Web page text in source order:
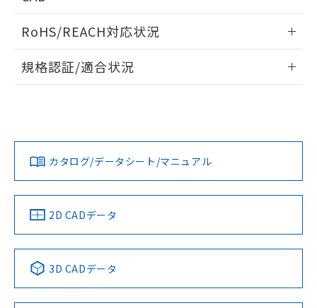
ドすることができます。
ログイン/会員登録
ダウンロードデータをご利用いただく前に、以下を必ずお読
みください。
ソフトウェアの使用条件
RoHS/REACH対応状況
EU RoHS 注意事項・凡例
対応済み
中国 RoHS 注意事項・凡例
Pb Hg Cd Cr(VI)
規格認証/適合状況
LR型式承認
（イギリス
船舶規格）
DNV型式承認
（ノルウェー
BV型式承認
（フランス
KR型式
（韓国
No No No No
この製品の規格認証/適合状況ページへ
その他の認証はこちらのページからご検索ください
カタログ/データシート/マニュアル
2D CADデータ
3D CADデータ
既に当社にて対応品への在庫切替を完了
していることから、特段のことがない限
り、2022年1月12日より割愛しておりま